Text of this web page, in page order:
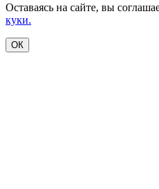
Оставаясь на сайте, вы
куки.
ОК